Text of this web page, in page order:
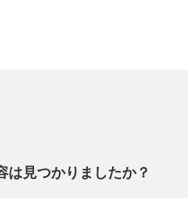
は見つかりましたか？